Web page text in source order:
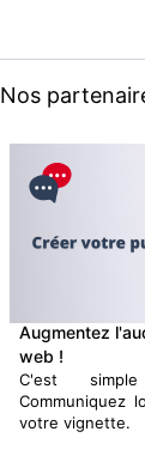
Nos
Augmentez
web !
C'est
Communiquez
votre vignette.